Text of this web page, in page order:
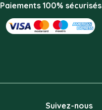
Paiements 100% sécurisés
Suivez-nous